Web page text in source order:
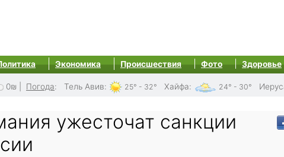
Экономика Происшествия Фото Здоровье
0₪ Погода: Тель Авив: 25° - 32° Хайфа: 24° - 30°
ужесточат санкции